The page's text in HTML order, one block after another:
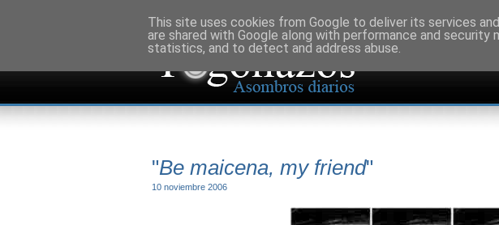
"Be maicena, my friend"
10 noviembre 2006
This site uses cookies from Google to deliver its services
are shared with Google along with performance and
statistics, and to detect and address abuse.